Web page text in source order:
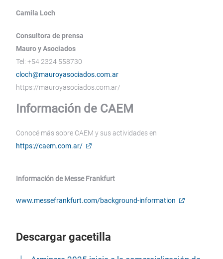
Camila Loch
Consultora de prensa
Mauro y Asociados
Tel: +54 2324 558730
cloch@mauroyasociados.com.ar
https://mauroyasociados.com.ar/
Información de CAEM
Conocé más sobre CAEM y sus actividades en
https://caem.com.ar/
Información de Messe Frankfurt
www.messefrankfurt.com/background-information
Descargar gacetilla